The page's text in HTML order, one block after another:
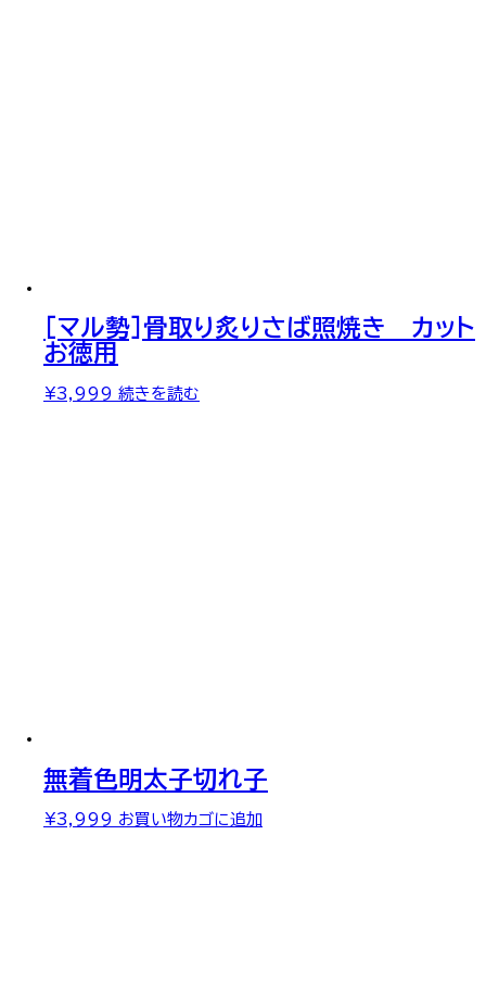
[マル勢]骨取り炙りさば照焼き カット
お徳用
¥3,999 続きを読む
無着色明太子切れ子
¥3,999 お買い物カゴに追加